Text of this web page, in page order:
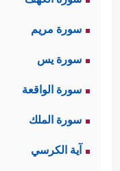
سورة مريم
سورة يس
سورة الواقعة
سورة الملك
آية الكرسي